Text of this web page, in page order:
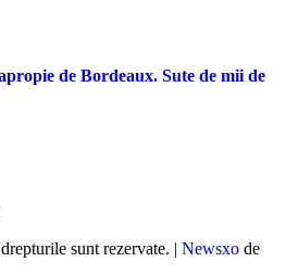
de Bordeaux. Sute de mii de
sunt rezervate.
Newsxo de